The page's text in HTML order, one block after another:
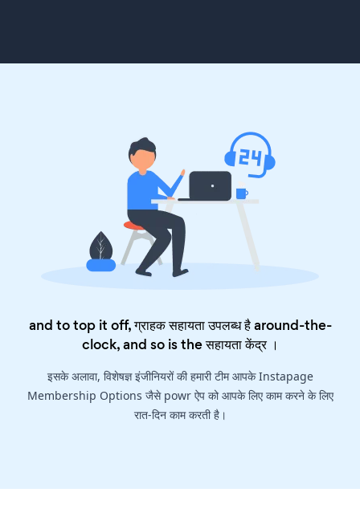
and to top it off, ग्राहक सहायता उपलब्ध है around-the-
clock, and so is theसहायता केंद्र।
इसके अलावा, विशेषज्ञ इंजीनियरों की हमारी टीम आपके Instapage
Membership Options जैसे powr ऐप को आपके लिए काम करने के लिए
रात-दिन काम करती है।